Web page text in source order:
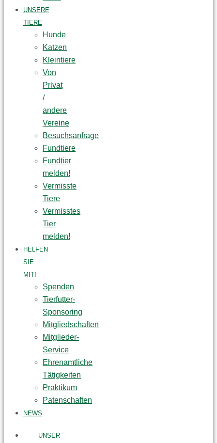
UNSERE
TIERE
Hunde
Katzen
Kleintiere
Von
Privat
/
andere
Vereine
Besuchsanfrage
Fundtiere
Fundtier
melden!
Vermisste
Tiere
Vermisstes
Tier
melden!
HELFEN
SIE
MIT!
Spenden
Tierfutter-
Sponsoring
Mitgliedschaften
Mitglieder-
Service
Ehrenamtliche
Tätigkeiten
Praktikum
Patenschaften
NEWS
UNSER